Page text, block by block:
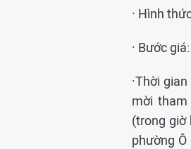
· Hình
· Bước
·Thời
mời
(trong giờ
phường